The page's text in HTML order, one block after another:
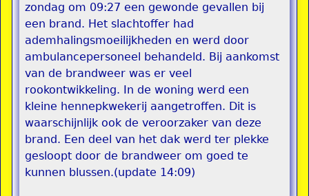
zondag om 09:27 een gewonde gevallen bij
een brand. Het slachtoffer had
ademhalingsmoeilijkheden en werd door
ambulancepersoneel behandeld. Bij aankomst
van de brandweer was er veel
rookontwikkeling. In de woning werd een
kleine hennepkwekerij aangetroffen. Dit is
waarschijnlijk ook de veroorzaker van deze
brand. Een deel van het dak werd ter plekke
gesloopt door de brandweer om goed te
kunnen blussen.(update 14:09)